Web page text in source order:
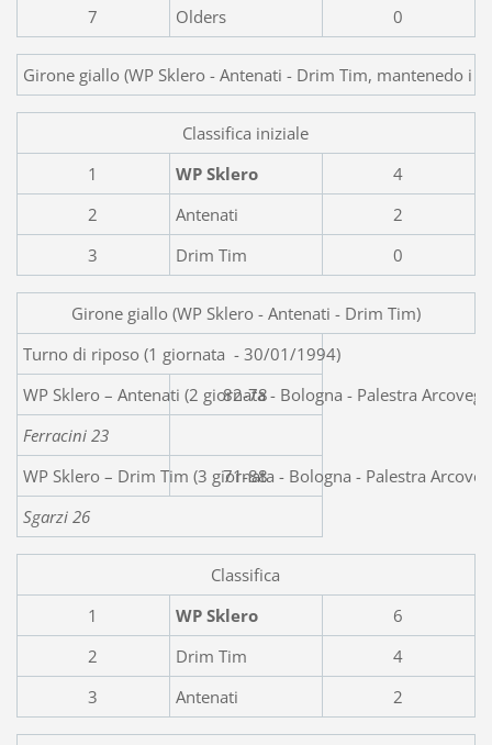
7
Olders 0
Girone giallo (WP Sklero - Antenati - Drim Tim, mantenedo i
Classifica iniziale
1
WP Sklero
4
2
Antenati
2
3
Drim Tim 0
Girone giallo (WP Sklero - Antenati - Drim Tim)
Turno di riposo (1 giornata - 30/01/
WP Sklero – Antenati (2 giornata - Bologna -
82-78
Ferracini 23
WP Sklero – Drim Tim (3 giornata - Bologna - Palestra
71-88
Sgarzi 26
Classifica
1
WP Sklero
6
2
Drim Tim
4
3
Antenati 2